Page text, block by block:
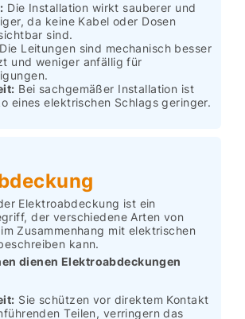
Die Installation wirkt sauberer und
da keine Kabel oder Dosen
sind.
Die Leitungen sind mechanisch besser
und weniger anfällig für
Bei sachgemäßer Installation ist
eines elektrischen Schlags geringer.
Elektroabdeckung ist ein
der verschiedene Arten von
Zusammenhang mit elektrischen
kann.
dienen Elektroabdeckungen
Sie schützen vor direktem Kontakt
Teilen, verringern das